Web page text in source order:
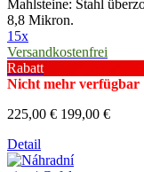
Mahlsteine: Stahl
8,8 Mikron.
15x
Versandkostenfrei
Rabatt
Nicht mehr verfügbar
225,00 € 199,00 €
Detail